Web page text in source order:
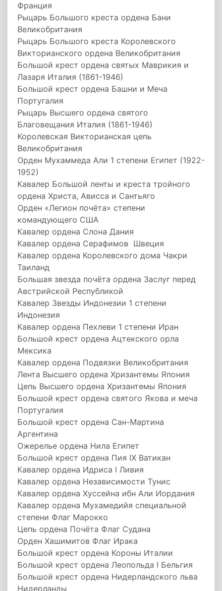
Франция
Рыцарь Большого креста ордена Бани
Великобритания
Рыцарь Большого креста Королевского
Викторианского ордена Великобритания
Большой крест ордена святых Маврикия и
Лазаря Италия (1861-1946)
Большой крест ордена Башни и Меча
Португалия
Рыцарь Высшего ордена святого
Благовещания Италия (1861-1946)
Королевская Викторианская цепь
Великобритания
Орден Мухаммеда Али 1 степени Египет (1922-
1952)
Кавалер Большой ленты и креста тройного
ордена Христа, Ависса и Сантьяго
Орден «Легион почёта» степени
командующего США
Кавалер ордена Слона Дания
Кавалер ордена Серафимов Швеция
Кавалер ордена Королевского дома Чакри
Таиланд
Большая звезда почёта ордена Заслуг перед
Австрийской Республикой
Кавалер Звезды Индонезии 1 степени
Индонезия
Кавалер ордена Пехлеви 1 степени Иран
Большой крест ордена Ацтекского орла
Мексика
Кавалер ордена Подвязки Великобритания
Лента Высшего ордена Хризантемы Япония
Цепь Высшего ордена Хризантемы Япония
Большой крест ордена святого Якова и меча
Португалия
Большой крест ордена Сан-Мартина
Аргентина
Ожерелье ордена Нила Египет
Большой крест ордена Пия IX Ватикан
Кавалер ордена Идриса I Ливия
Кавалер ордена Независимости Тунис
Кавалер ордена Хуссейна ибн Али Иордания
Кавалер ордена Мухамедийя специальной
степени Флаг Марокко
Цепь ордена Почёта Флаг Судана
Орден Хашимитов Флаг Ирака
Большой крест ордена Короны Италии
Большой крест ордена Леопольда I Бельгия
Большой крест ордена Нидерландского льва
Нидерланды